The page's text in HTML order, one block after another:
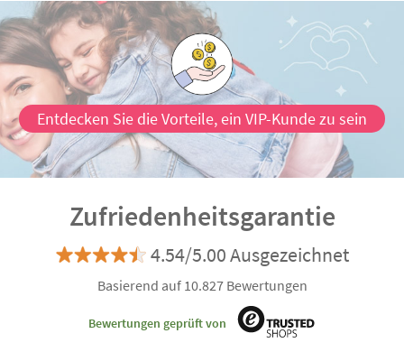
Entdecken Sie die Vorteile, ein VIP-Kunde zu sein
Zufriedenheitsgarantie
4.54/5.00 Ausgezeichnet
Basierend auf 10.827 Bewertungen
Bewertungen geprüft von